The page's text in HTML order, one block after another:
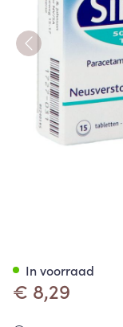
€ 8,29
In voorraad